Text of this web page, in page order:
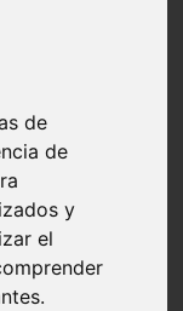
de
de
y
el